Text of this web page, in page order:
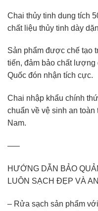
Chai thủy tinh dung tích
chất liệu thủy tinh dày
Sản phẩm được chế tạo
tiến, đảm bảo chất
Quốc đón nhận tích cực.
Chai nhập khẩu chính
chuẩn về vệ sinh an
Nam.
—–
HƯỚNG DẪN BẢO
LUÔN SẠCH ĐẸP VÀ
– Rửa sạch sản phẩm